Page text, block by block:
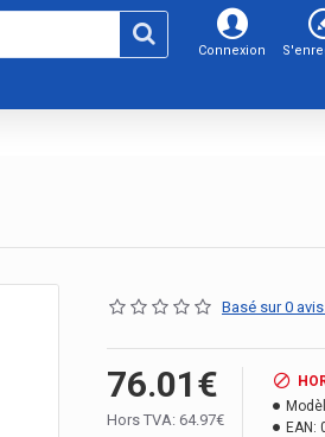
Connexion
Basé sur 0
76.01€
Hors TVA: 64.97€
EAN: